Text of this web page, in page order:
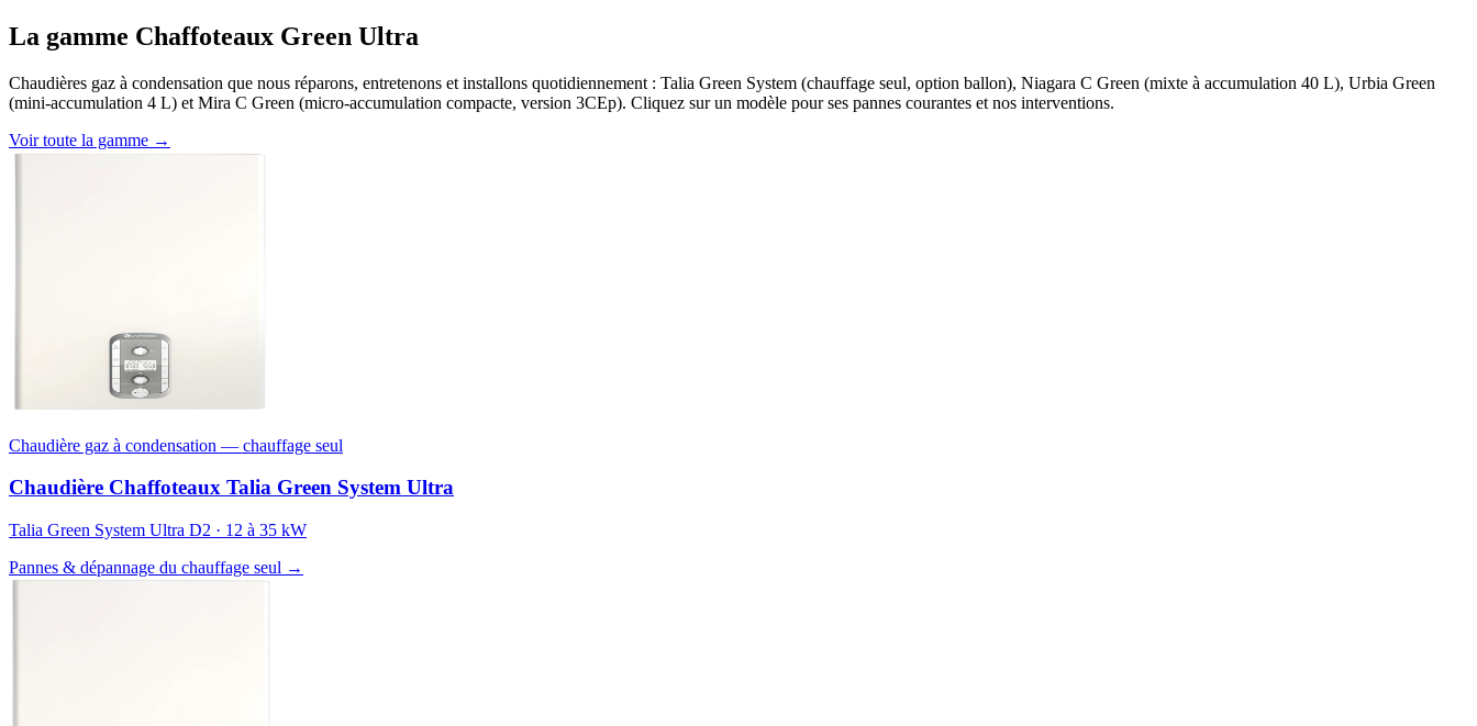
La gamme Chaffoteaux Green Ultra
Chaudières gaz à condensation que nous réparons, entretenons et installons quotidiennement : Talia Green System (chauffage seul, option ballon), Niagara C Green (mixte à accumulation 40 L), Urbia Green
(mini-accumulation 4 L) et Mira C Green (micro-accumulation compacte, version 3CEp). Cliquez sur un modèle pour ses pannes courantes et nos interventions.
Voir toute la gamme →
Chaudière gaz à condensation — chauffage seul
Chaudière Chaffoteaux Talia Green System Ultra
Talia Green System Ultra D2 · 12 à 35 kW
Pannes & dépannage du chauffage seul →